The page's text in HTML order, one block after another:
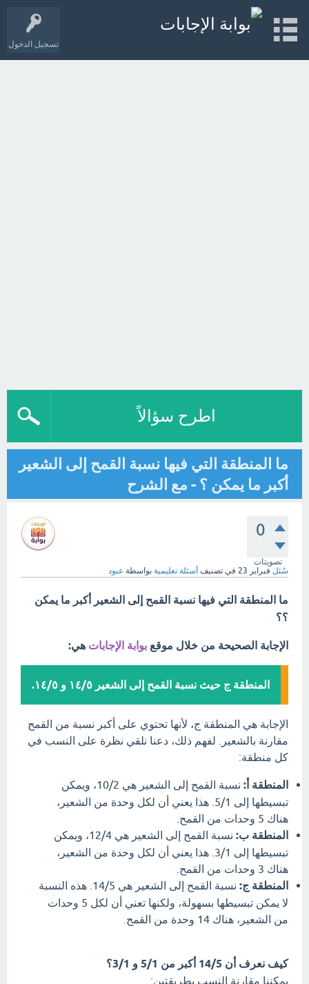
تسجيل الدخول
اطرح سؤالاً
ما المنطقة التي فيها نسبة القمح إلى الشعير
أكبر ما يمكن ؟ - مع الشرح
0
تصويتات
سُئل فبراير 23 في تصنيف أسئلة تعليمية بواسطة عبود
ما المنطقة التي فيها نسبة القمح إلى الشعير أكبر ما يمكن
؟؟
الإجابة الصحيحة من خلال موقع بوابة الإجابات هي:
المنطقة ج حيث نسبة القمح إلى الشعير ١٤/٥ و ١٤/٥.
الإجابة هي المنطقة ج، لأنها تحتوي على أكبر نسبة من القمح
مقارنة بالشعير. لفهم ذلك، دعنا نلقي نظرة على النسب في
كل منطقة:
المنطقة أ:
نسبة القمح إلى الشعير هي 10/2، ويمكن
تبسيطها إلى 5/1. هذا يعني أن لكل وحدة من الشعير،
هناك 5 وحدات من القمح.
المنطقة ب:
نسبة القمح إلى الشعير هي 12/4، ويمكن
تبسيطها إلى 3/1. هذا يعني أن لكل وحدة من الشعير،
هناك 3 وحدات من القمح.
المنطقة ج:
نسبة القمح إلى الشعير هي 14/5. هذه النسبة
لا يمكن تبسيطها بسهولة، ولكنها تعني أن لكل 5 وحدات
من الشعير، هناك 14 وحدة من القمح.
كيف نعرف أن 14/5 أكبر من 5/1 و 3/1؟
يمكننا مقارنة النسب بطريقتين: